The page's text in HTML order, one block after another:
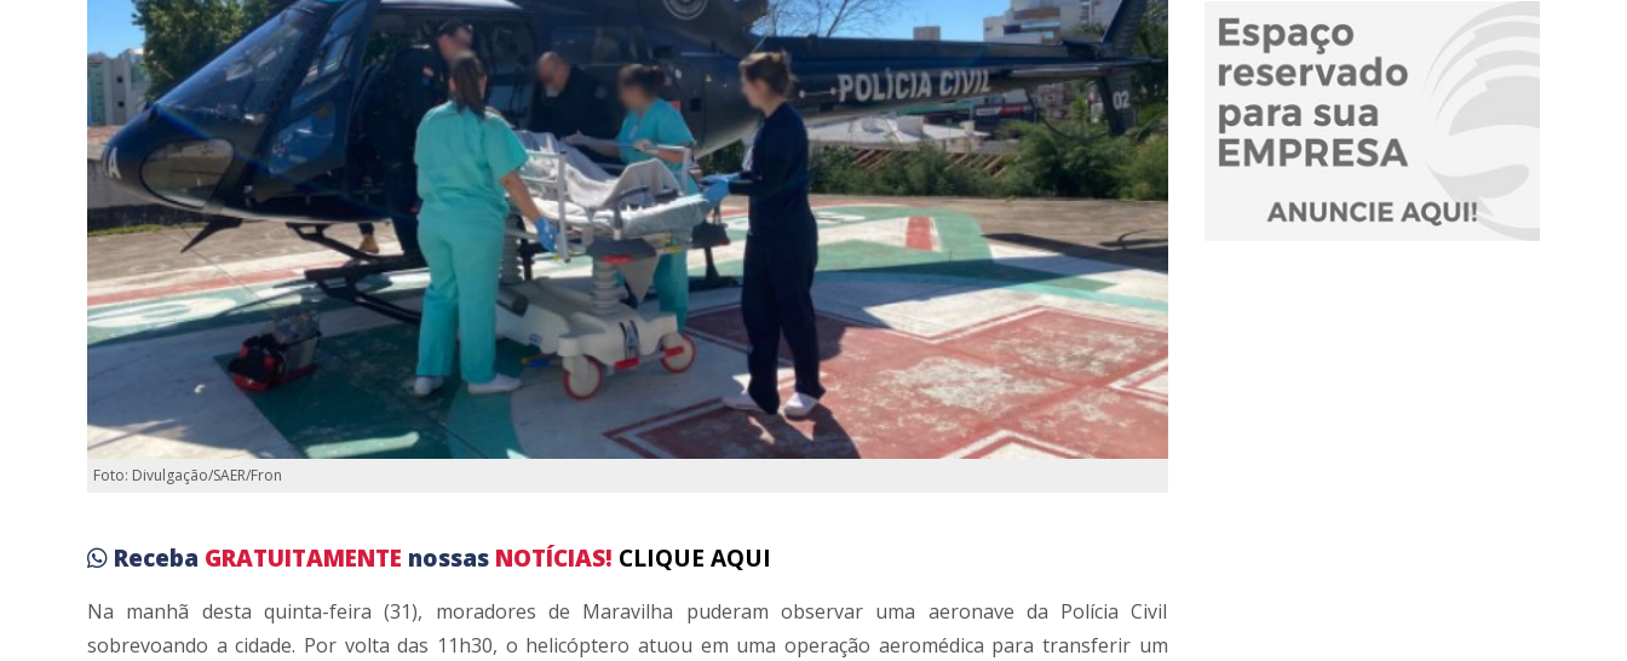
Foto: Divulgação/SAER/Fron
Receba GRATUITAMENTE nossas NOTÍCIAS! CLIQUE AQUI
Na manhã desta quinta-feira (31), moradores de Maravilha puderam observar uma aeronave da Polícia Civil
sobrevoando a cidade. Por volta das 11h30, o helicóptero atuou em uma operação aeromédica para transferir um